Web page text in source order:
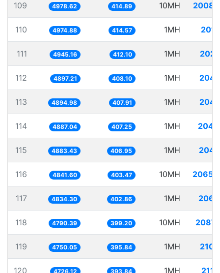
109 4978.62 414.89 10MH
110 4974.88 414.57 1MH
111 4945.16 412.10 1MH
112 4897.21 408.10 1MH
113 4894.98 407.91 1MH
114 4887.04 407.25 1MH
115 4883.43 406.95 1MH
116 4841.60 403.47 10MH
117 4834.30 402.86 1MH
118 4790.39 399.20 10MH
119 4750.05 395.84 1MH
120 4726.12 393.84 1MH